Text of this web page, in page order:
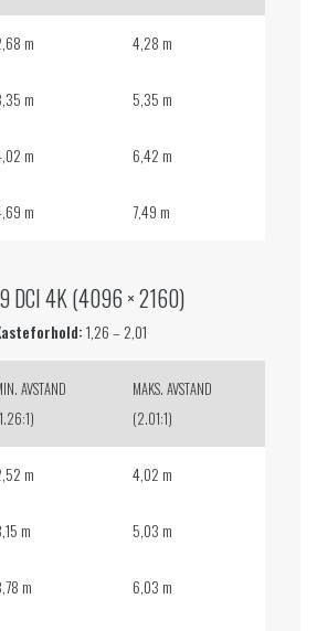
m 4,28 m
m 5,35 m
m 6,42 m
m 7,49 m
DCI 4K (4096 × 2160)
1,26 – 2,01
AVSTAND
MAKS. AVSTAND
(2.01:1)
m 4,02 m
m 5,03 m
m 6,03 m